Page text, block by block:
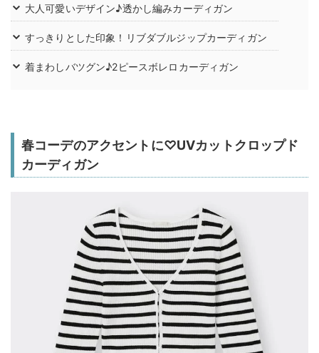
大人可愛いデザイン♪透かし編みカーディガン
すっきりとした印象！リブダブルジップカーディガン
着まわしバツグン♪2ピースボレロカーディガン
春コーデのアクセントに♡UVカットクロップド
カーディガン